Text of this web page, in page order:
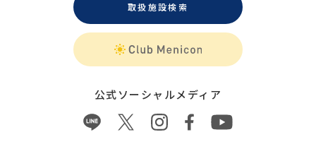
取扱施設検索
公式ソーシャルメディア